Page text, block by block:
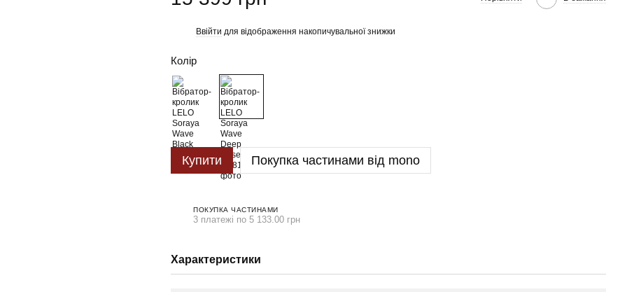
Ввійти для відображення накопичувальної знижки
Колір
Купити Покупка частинами від mono
ПОКУПКА ЧАСТИНАМИ
3 платежі по 5 133.00 грн
Характеристики